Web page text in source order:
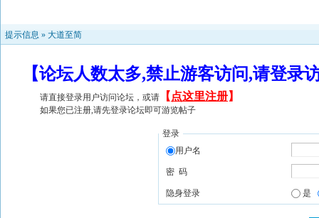
提示信息 » 大道至简
【论坛人数太多,禁止游客访问,请登
请直接登录用户访问论坛，或请 【 点这里注册】
如果您已注册,请先登录论坛即可游览帖子
登录
用户名
密 码
隐身登录 是